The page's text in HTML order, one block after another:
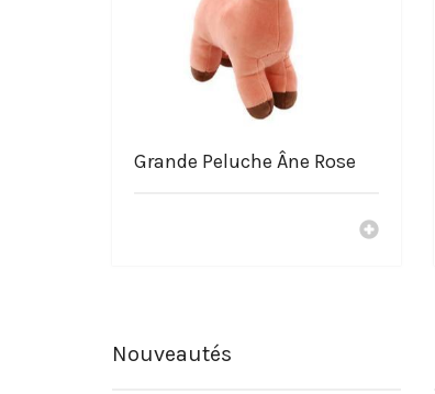
Grande Peluche Âne Rose
Nouveautés